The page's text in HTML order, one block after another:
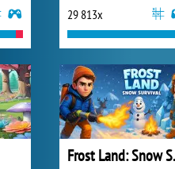
29 813x